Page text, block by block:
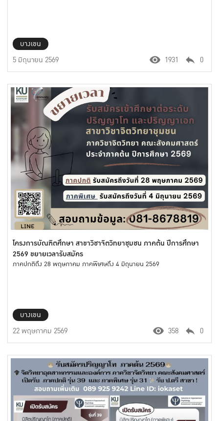
บางเขน
5 มิถุนายน 2569
1931 0
โครงการบัณฑิตศึกษา สาขาวิชาจิตวิทยาชุมชน ภาคต้น ปีการศึกษา
2569 ขยายเวลารับสมัคร
ภาคปกติถึง 28 พฤษภาคม ภาคพิเศษถึง 4 มิถุนายน 2569
บางเขน
22 พฤษภาคม 2569
358 0